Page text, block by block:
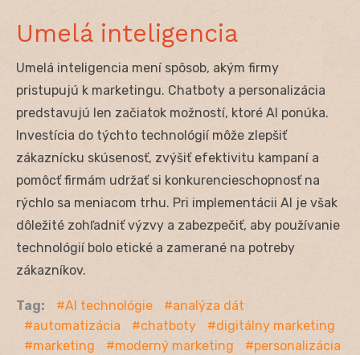
Umelá inteligencia
Umelá inteligencia mení spôsob, akým firmy
pristupujú k marketingu. Chatboty a personalizácia
predstavujú len začiatok možností, ktoré AI ponúka.
Investícia do týchto technológií môže zlepšiť
zákaznícku skúsenosť, zvýšiť efektivitu kampaní a
pomôcť firmám udržať si konkurencieschopnosť na
rýchlo sa meniacom trhu. Pri implementácii AI je však
dôležité zohľadniť výzvy a zabezpečiť, aby používanie
technológií bolo etické a zamerané na potreby
zákazníkov.
Tag: AI technológie
analýza dát
automatizácia
chatboty
digitálny marketing
marketing
moderný marketing
personalizácia